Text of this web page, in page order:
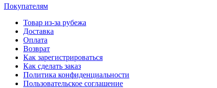
Покупателям
Товар из-за рубежа
Доставка
Оплата
Возврат
Как зарегистрироваться
Как сделать заказ
Политика конфиденциальности
Пользовательское соглашение